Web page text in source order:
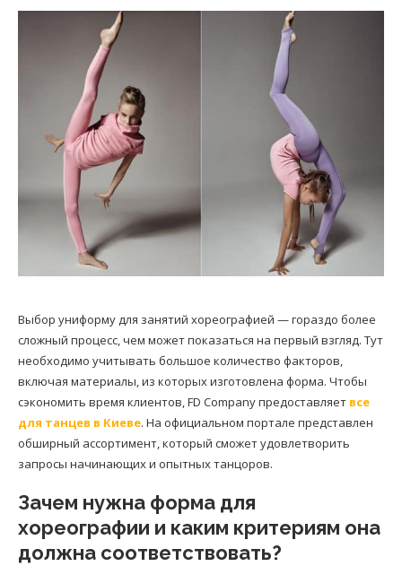
Выбор униформу для занятий хореографией — гораздо более
сложный процесс, чем может показаться на первый взгляд. Тут
необходимо учитывать большое количество факторов,
включая материалы, из которых изготовлена форма. Чтобы
сэкономить время клиентов, FD Company предоставляет все
для танцев в Киеве. На официальном портале представлен
обширный ассортимент, который сможет удовлетворить
запросы начинающих и опытных танцоров.
Зачем нужна форма для
хореографии и каким критериям она
должна соответствовать?